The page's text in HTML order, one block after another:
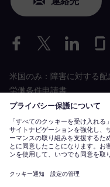
米国のみ：障害に対する配
労働条件申請書
siemens-energy.comグロ
企業情報 プライバシー
利用規約
デジ